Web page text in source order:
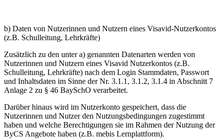
b) Daten von Nutzerinnen und Nutzern eines Visavid-Nutzerkontos
(z.B. Schulleitung, Lehrkräfte)
Zusätzlich zu den unter a) genannten Datenarten werden von
Nutzerinnen und Nutzern eines Visavid Nutzerkontos (z.B.
Schulleitung, Lehrkräfte) nach dem Login Stammdaten, Passwort
und Inhaltsdaten im Sinne der Nr. 3.1.1, 3.1.2, 3.1.4 in Abschnitt 7
Anlage 2 zu § 46 BaySchO verarbeitet.
Darüber hinaus wird im Nutzerkonto gespeichert, dass die
Nutzerinnen und Nutzer den Nutzungsbedingungen zugestimmt
haben und welche Berechtigungen sie im Rahmen der Nutzung der
ByCS Angebote haben (z.B. mebis Lernplattform).